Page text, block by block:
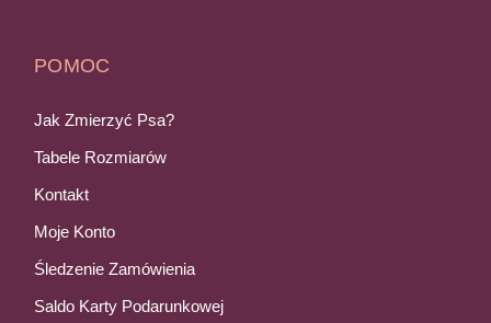
POMOC
Jak Zmierzyć Psa?
Tabele Rozmiarów
Kontakt
Moje Konto
Śledzenie Zamówienia
Saldo Karty Podarunkowej